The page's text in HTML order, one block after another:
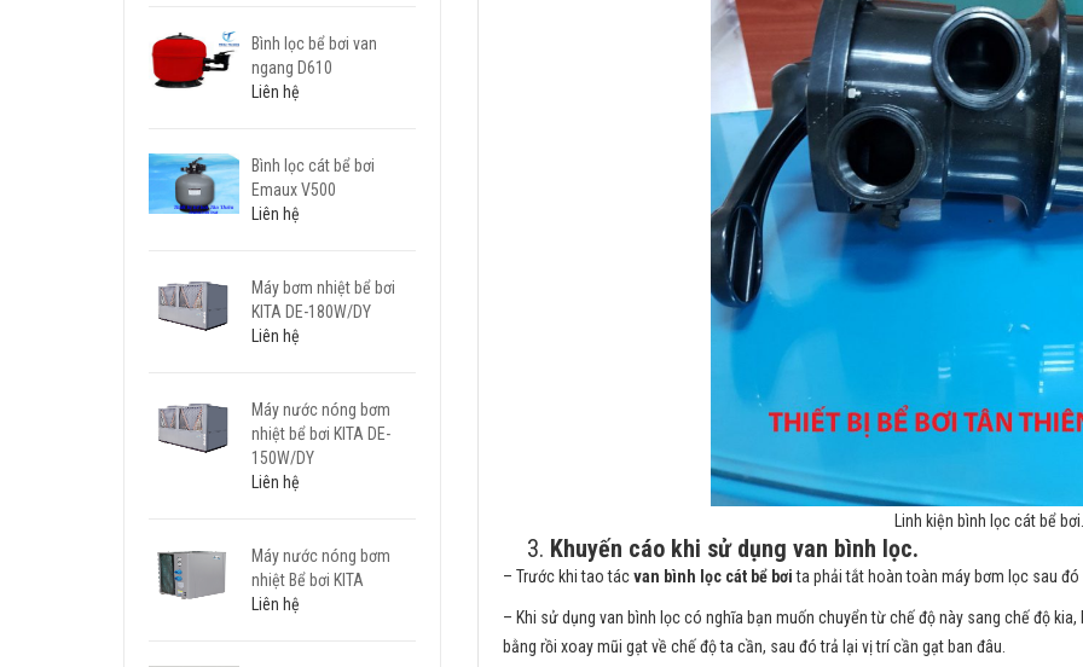
Linh kiện bình lọc cát bể bơi.
3. Khuyến cáo khi sử dụng van bình lọc.
– Trước khi tao tácvan bình lọc cát bể bơita phải tắt hoàn toàn máy bơm lọc sau
– Khi sử dụng van bình lọc có nghĩa bạn muốn chuyển từ chế độ này sang chế độ
bằng rồi xoay mũi gạt về chế độ ta cần, sau đó trả lại vị trí cần gạt ban đâu.
Bình lọc bể bơi van
ngang D610
Liên hệ
Bình lọc cát bể bơi
Emaux V500
Liên hệ
Máy bơm nhiệt bể bơi
KITA DE-180W/DY
Liên hệ
Máy nước nóng bơm
nhiệt bể bơi KITA DE-
150W/DY
Liên hệ
Máy nước nóng bơm
nhiệt Bể bơi KITA
Liên hệ